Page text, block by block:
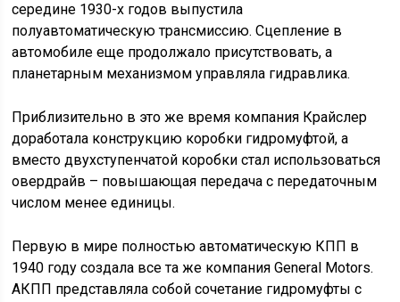
середине 1930-х годов выпустила
полуавтоматическую трансмиссию. Сцепление в
автомобиле еще продолжало присутствовать, а
планетарным механизмом управляла гидравлика.
Приблизительно в это же время компания Крайслер
доработала конструкцию коробки гидромуфтой, а
вместо двухступенчатой коробки стал использоваться
овердрайв – повышающая передача с передаточным
числом менее единицы.
Первую в мире полностью автоматическую КПП в
1940 году создала все та же компания General Motors.
АКПП представляла собой сочетание гидромуфты с